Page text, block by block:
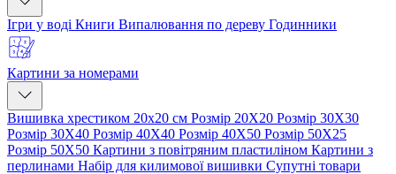
Ігри у воді Книги Випалювання по дереву Годинники
Картини за номерами
Вишивка хрестиком 20х20 см Розмір 20Х20 Розмір 30Х30
Розмір 30Х40 Розмір 40Х40 Розмір 40Х50 Розмір 50Х25
Розмір 50Х50 Картини з повітряним пластиліном Картини з
перлинами Набір для килимової вишивки Супутні товари